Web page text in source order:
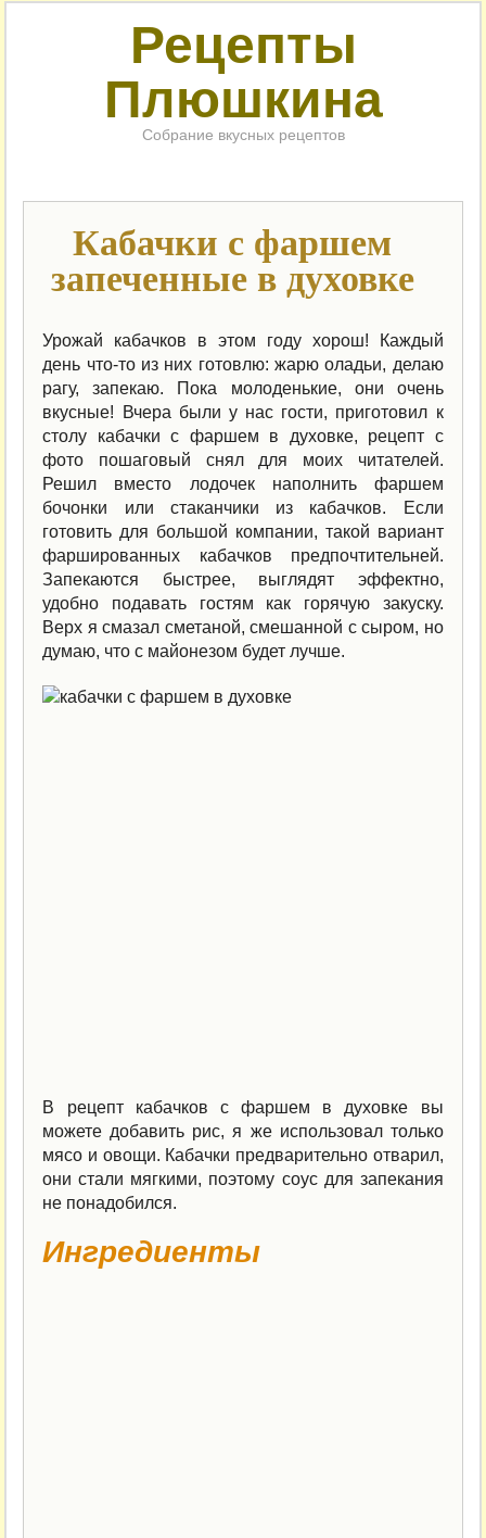
Рецепты
Плюшкина
Собрание вкусных рецептов
Кабачки с фаршем
запеченные в духовке
Урожай кабачков в этом году хорош! Каждый
день что-то из них готовлю: жарю оладьи, делаю
рагу, запекаю. Пока молоденькие, они очень
вкусные! Вчера были у нас гости, приготовил к
столу кабачки с фаршем в духовке, рецепт с
фото пошаговый снял для моих читателей.
Решил вместо лодочек наполнить фаршем
бочонки или стаканчики из кабачков. Если
готовить для большой компании, такой вариант
фаршированных кабачков предпочтительней.
Запекаются быстрее, выглядят эффектно,
удобно подавать гостям как горячую закуску.
Верх я смазал сметаной, смешанной с сыром, но
думаю, что с майонезом будет лучше.
В рецепт кабачков с фаршем в духовке вы
можете добавить рис, я же использовал только
мясо и овощи. Кабачки предварительно отварил,
они стали мягкими, поэтому соус для запекания
не понадобился.
Ингредиенты